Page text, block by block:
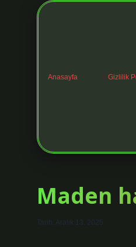
Anasayfa Gizlilik
Maden
Tarih: Aralık 13, 2025